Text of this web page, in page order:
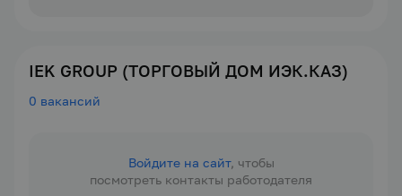
IEK GROUP (ТОРГОВЫЙ ДОМ ИЭК.КАЗ)
0 вакансий
Войдите на сайт, чтобы
посмотреть контакты работодателя